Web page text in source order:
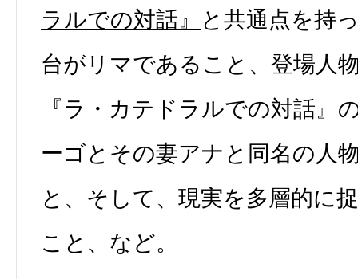
ラルでの対話』
と共通点を持
台がリマであること、登場人
『ラ・カテドラルでの対話』
ーゴとその妻アナと同名の人
と、そして、現実を多層的に
こと、など。